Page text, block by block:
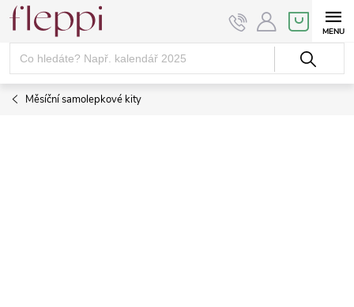
Přejít
obsah
NÁKUPNÍ
KOŠÍK
Měsíční samolepkové kity